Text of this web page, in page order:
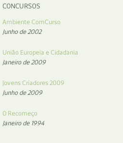
CONCURSOS
Ambiente ComCurso
Junho de 2002
União Europeia e Cidadania
Janeiro de 2009
Jovens Criadores 2009
Junho de 2009
O Recomeço
Janeiro de 1994